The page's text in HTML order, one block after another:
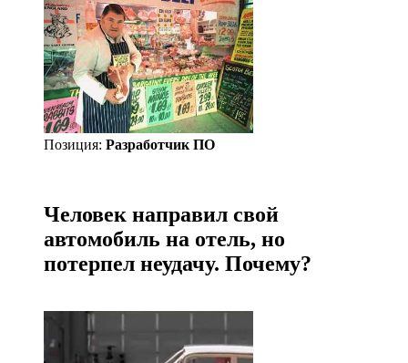
Позиция: Разработчик ПО
Человек направил свой
автомобиль на отель, но
потерпел неудачу. Почему?